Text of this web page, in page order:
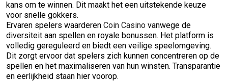
kans om te winnen. Dit maakt het een uitstekende keuze
voor snelle gokkers.
Ervaren spelers waarderen Coin Casino vanwege de
diversiteit aan spellen en royale bonussen. Het platform is
volledig gereguleerd en biedt een veilige speelomgeving.
Dit zorgt ervoor dat spelers zich kunnen concentreren op de
spellen en het maximaliseren van hun winsten. Transparantie
en eerlijkheid staan hier voorop.